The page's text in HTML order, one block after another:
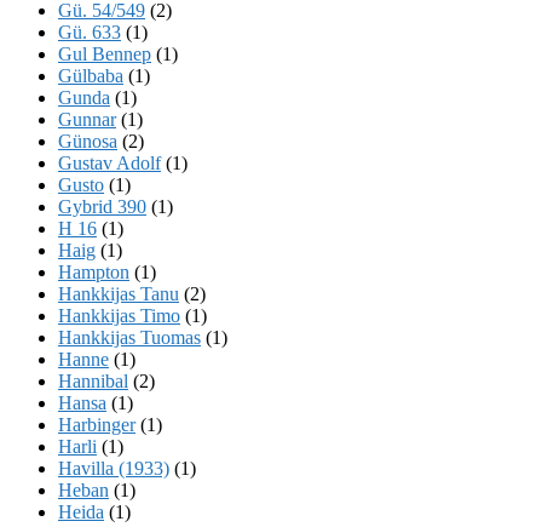
Gü. 54/549 (2)
Gü. 633 (1)
Gul Bennep (1)
Gülbaba (1)
Gunda (1)
Gunnar(1)
Günosa (2)
Gustav Adolf(1)
Gusto (1)
Gybrid 390 (1)
H 16 (1)
Haig (1)
Hampton (1)
Hankkijas Tanu (2)
Hankkijas Timo (1)
Hankkijas Tuomas (1)
Hanne (1)
Hannibal (2)
Hansa (1)
Harbinger(1)
Harli (1)
Havilla (1933) (1)
Heban (1)
Heida (1)